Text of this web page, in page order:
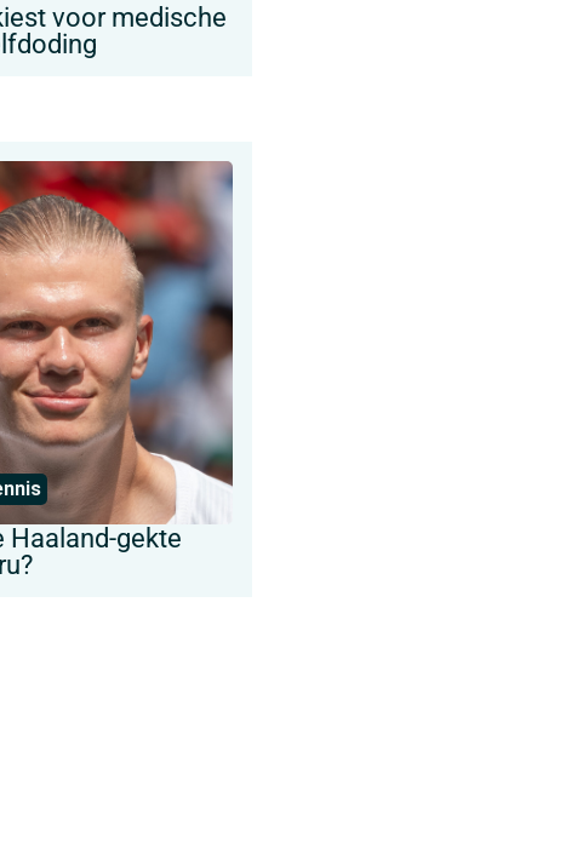
voor medische
Haaland-gekte